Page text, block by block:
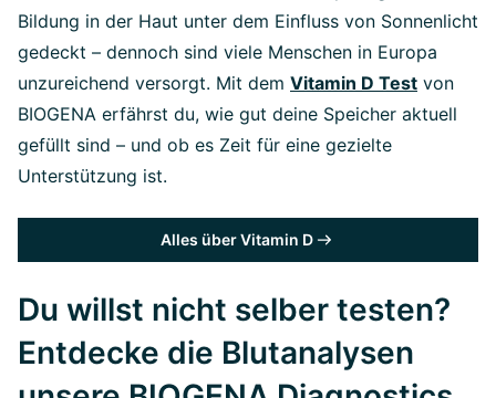
Bildung in der Haut unter dem Einfluss von Sonnenlicht
gedeckt – dennoch sind viele Menschen in Europa
unzureichend versorgt. Mit dem Vitamin D Test von
BIOGENA erfährst du, wie gut deine Speicher aktuell
gefüllt sind – und ob es Zeit für eine gezielte
Unterstützung ist.
Alles über Vitamin D
Du willst nicht selber testen?
Entdecke die Blutanalysen